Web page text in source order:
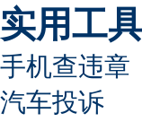
实用工
手机查违章
汽车投诉